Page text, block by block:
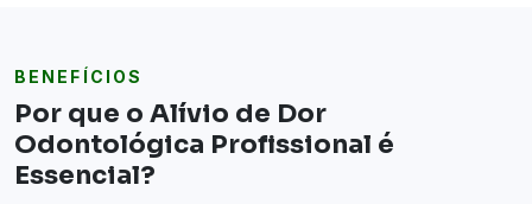
BENEFÍCIOS
Por que o Alívio de Dor
Odontológica Profissional é
Essencial?